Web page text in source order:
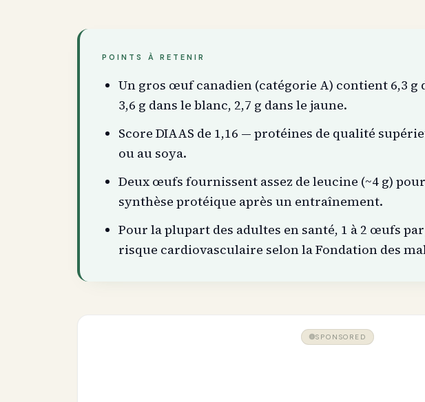
POINTS À RETENIR
Un gros œuf canadien (catégorie A) contient 6,3
3,6 g dans le blanc, 2,7 g dans le jaune.
Score DIAAS de 1,16 — protéines de qualité
ou au soya.
Deux œufs fournissent assez de leucine (~4 g)
synthèse protéique après un entraînement.
Pour la plupart des adultes en santé, 1 à 2 œufs
risque cardiovasculaire selon la Fondation des
SPONSORED